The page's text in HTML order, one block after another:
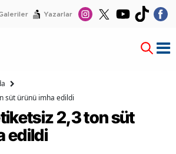
Yazarlar
süt ürünü imha edildi
2,3 ton süt
edildi